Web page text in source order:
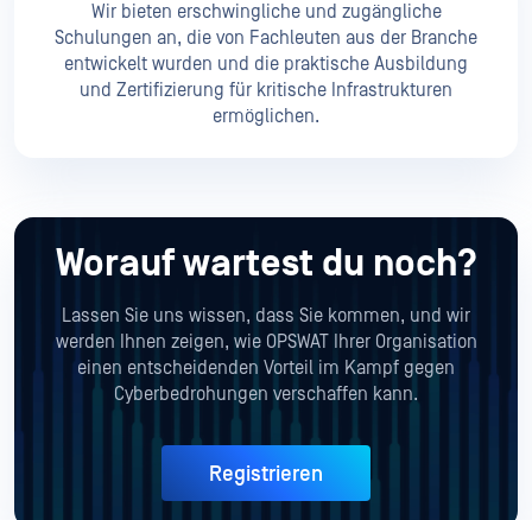
Wir bieten erschwingliche und zugängliche
Schulungen an, die von Fachleuten aus der Branche
entwickelt wurden und die praktische Ausbildung
und Zertifizierung für kritische Infrastrukturen
ermöglichen.
Worauf wartest du noch?
Lassen Sie uns wissen, dass Sie kommen, und wir
werden Ihnen zeigen, wie OPSWAT Ihrer Organisation
einen entscheidenden Vorteil im Kampf gegen
Cyberbedrohungen verschaffen kann.
Registrieren